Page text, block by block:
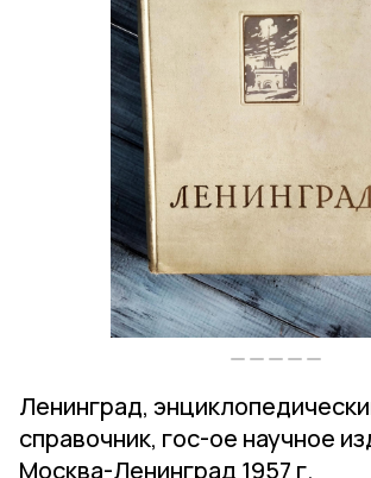
Ленинград,
справочник, гос-ое научное
Москва-Ленинград 1957 г.